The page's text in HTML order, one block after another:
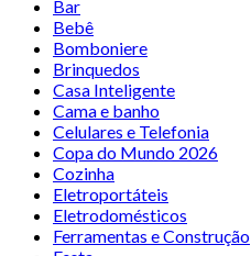
Bar
Bebê
Bomboniere
Brinquedos
Casa Inteligente
Cama e banho
Celulares e Telefonia
Copa do Mundo 2026
Cozinha
Eletroportáteis
Eletrodomésticos
Ferramentas e Construção